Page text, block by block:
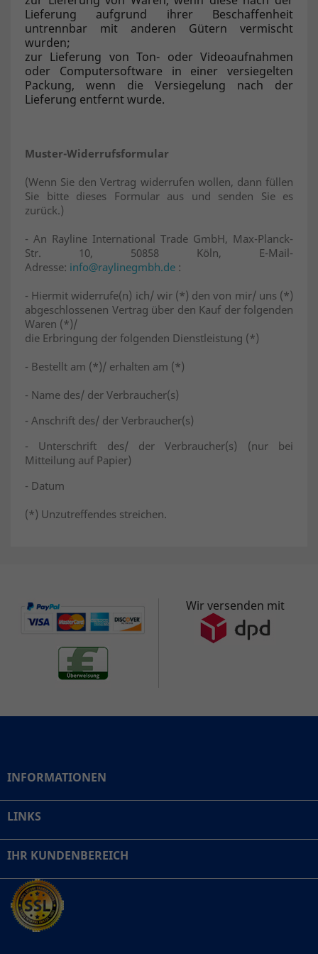
Lieferung aufgrund ihrer Beschaffenheit
untrennbar mit anderen Gütern vermischt
wurden;
zur Lieferung von Ton- oder Videoaufnahmen
oder Computersoftware in einer versiegelten
Packung, wenn die Versiegelung nach der
Lieferung entfernt wurde.
Muster-Widerrufsformular
(Wenn Sie den Vertrag widerrufen wollen, dann füllen
Sie bitte dieses Formular aus und senden Sie es
zurück.)
- An Rayline International Trade GmbH, Max-Planck-
Str. 10, 50858 Köln, E-Mail-
Adresse: info@raylinegmbh.de :
- Hiermit widerrufe(n) ich/ wir (*) den von mir/ uns (*)
abgeschlossenen Vertrag über den Kauf der folgenden
Waren (*)/
die Erbringung der folgenden Dienstleistung (*)
- Bestellt am (*)/ erhalten am (*)
- Name des/ der Verbraucher(s)
- Anschrift des/ der Verbraucher(s)
- Unterschrift des/ der Verbraucher(s) (nur bei
Mitteilung auf Papier)
- Datum
(*) Unzutreffendes streichen.
Wir versenden mit
INFORMATIONEN
LINKS
IHR KUNDENBEREICH